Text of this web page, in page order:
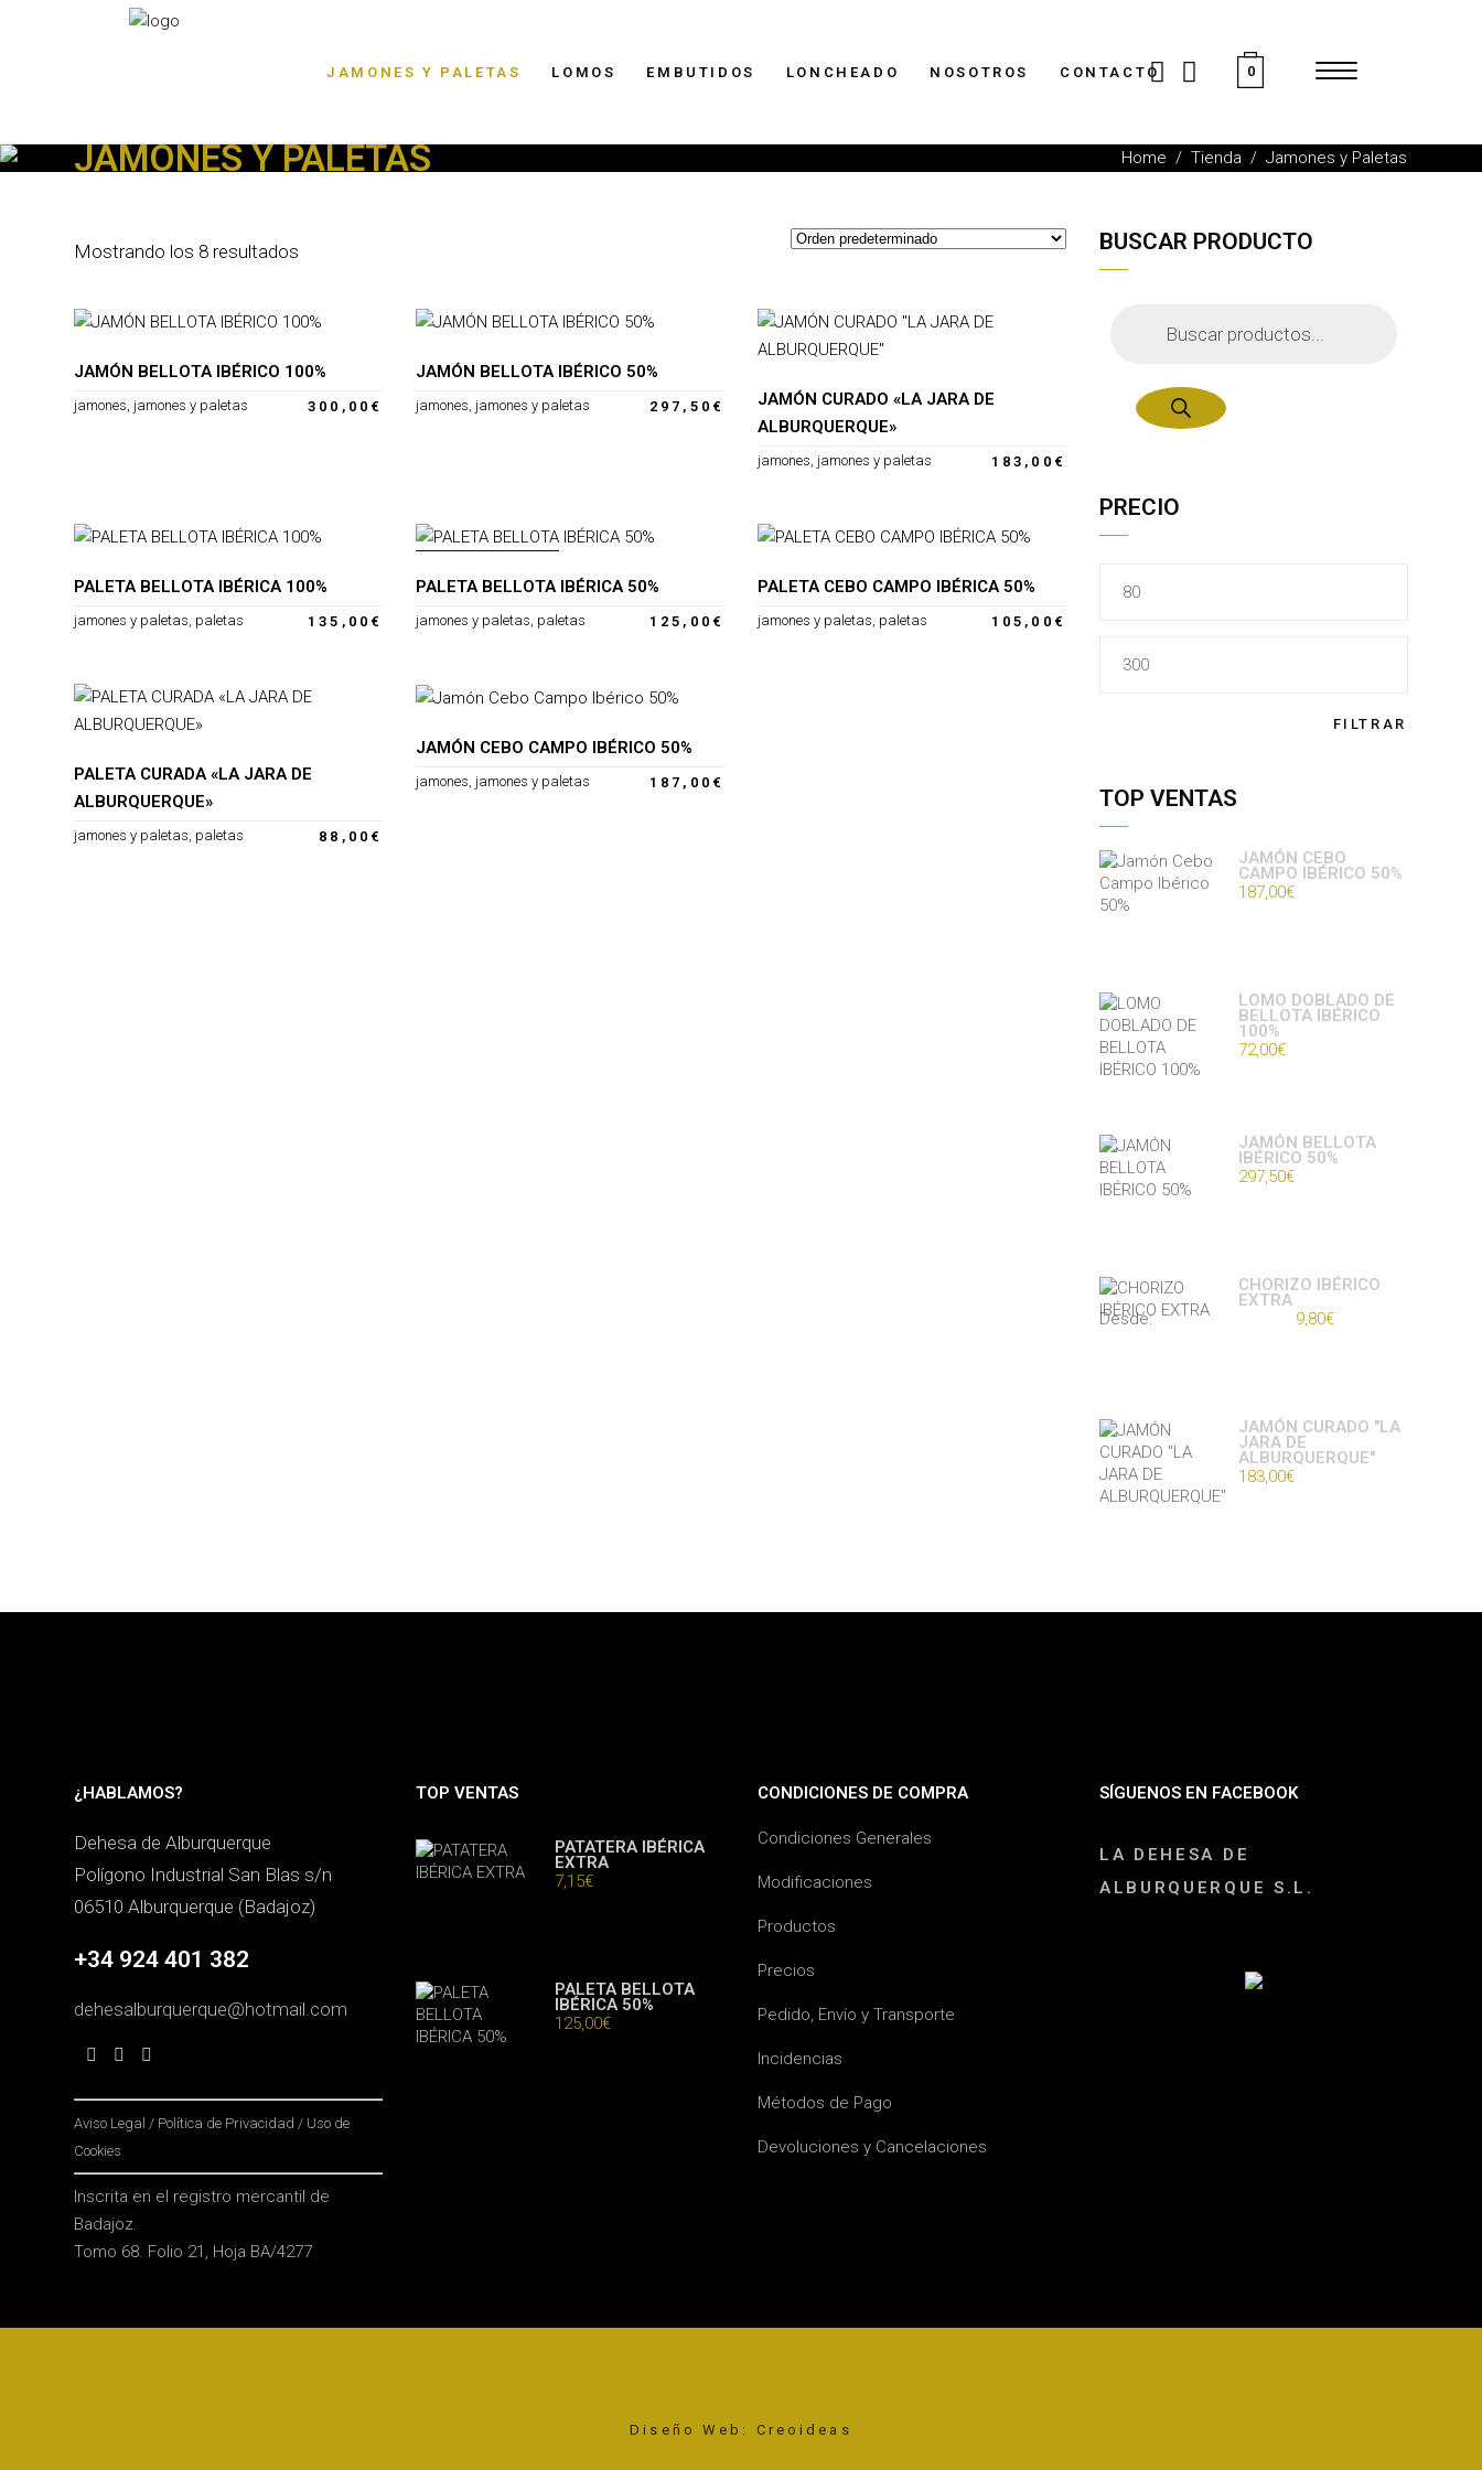
JAMONES Y PALETAS LOMOS EMBUTIDOS LONCHEADO NOSOTROS CONTACTO 0
JAMONES Y PALETAS Home /Tienda /Jamones y Paletas
Mostrando los 8 resultados
JAMÓN BELLOTA IBÉRICO 100%
300,00 €
jamones, jamones y paletas
JAMÓN BELLOTA IBÉRICO 50%
297,50 €
jamones, jamones y paletas
JAMÓN CURADO «LA JARA DE
ALBURQUERQUE»
183,00 €
jamones jamones y paletas
PALETA BELLOTA IBÉRICA 100%
135,00 €
jamones y paletas, paletas
PALETA BELLOTA IBÉRICA 50%
125,00 €
jamones y paletas, paletas
PALETA CEBO CAMPO IBÉRICA 50%
105,00 €
jamones y paletas, paletas
PALETA CURADA «LA JARA DE
ALBURQUERQUE»
88,00 €
jamones y paletas, paletas
JAMÓN CEBO CAMPO IBÉRICO 50%
187,00 €
jamones, jamones y paletas
BUSCAR PRODUCTO
productos
PRECIO
mínimo
máximo
FILTRAR
TOP VENTAS
JAMÓN CEBO
CAMPO IBÉRICO 50%
187,00€
LOMO DOBLADO DE
BELLOTA IBÉRICO
100%
72,00€
JAMÓN BELLOTA
IBÉRICO 50%
297,50€
CHORIZO IBÉRICO
EXTRA
Desde:
9,80€
JAMÓN CURADO "LA
JARA DE
ALBURQUERQUE"
183,00€
¿HABLAMOS?
Dehesa de Alburquerque
Polígono Industrial San Blas s/n
06510 Alburquerque (Badajoz)
+34 924 401 382
dehesalburquerque@hotmail.com
Aviso Legal / Política de Privacidad / Uso de
Cookies
Inscrita en el registro mercantil de
Badajoz.
Tomo 68. Folio 21, Hoja BA/4277
TOP VENTAS
PATATERA IBÉRICA
EXTRA
7,15€
PALETA BELLOTA
IBÉRICA 50%
125,00€
CONDICIONES DE COMPRA
Condiciones Generales
Modificaciones
Productos
Precios
Pedido, Envío y Transporte
Incidencias
Métodos de Pago
Devoluciones y Cancelaciones
SÍGUENOS EN FACEBOOK
LA DEHESA DE
ALBURQUERQUE S.L.
Diseño Web: Creoideas